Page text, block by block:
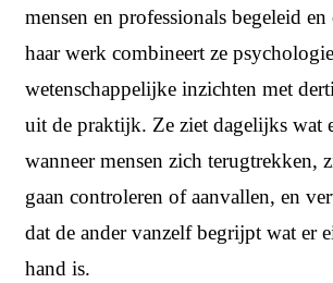
mensen en professionals begeleid
haar werk combineert ze
wetenschappelijke inzichten met
uit de praktijk. Ze ziet dagelijks wat
wanneer mensen zich terugtrekken,
gaan controleren of aanvallen, en
dat de ander vanzelf begrijpt wat er
hand is.